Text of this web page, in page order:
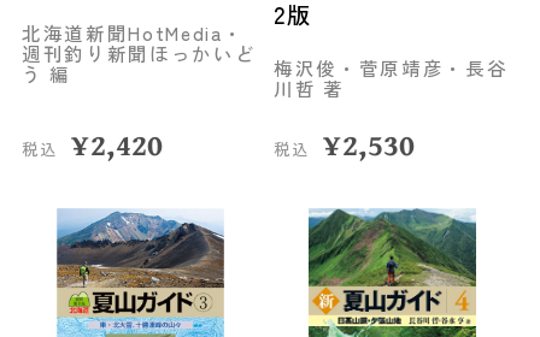
北海道新聞HotMedia・
週刊釣り新聞ほっかいど
う 編
税込 ¥2,420
2版
梅沢俊・菅原靖彦・長谷
川哲 著
税込 ¥2,530